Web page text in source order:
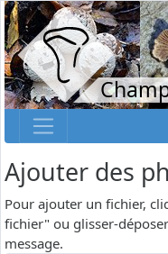
Ajouter des
Pour ajouter un fichier,
fichier" ou glisser-
message.